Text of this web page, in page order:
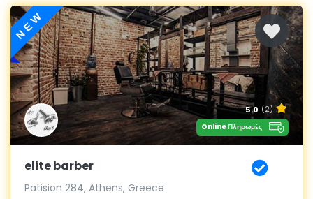
NEW
5.0 (2)
Online Πληρωμές
elite barber
Patision 284, Athens, Greece